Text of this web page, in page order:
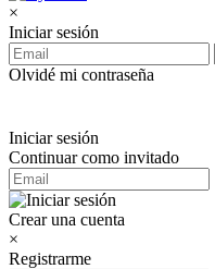
×
Iniciar sesión
Olvidé mi contraseña
Iniciar sesión
Continuar como invitado
Crear una cuenta
×
Registrarme